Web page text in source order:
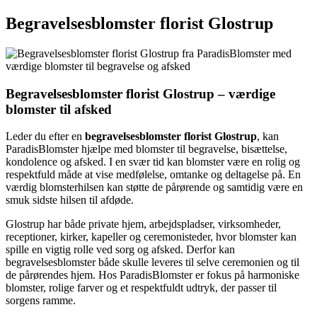
Begravelsesblomster florist Glostrup
Begravelsesblomster florist Glostrup – værdige
blomster til afsked
Leder du efter en begravelsesblomster florist Glostrup, kan
ParadisBlomster hjælpe med blomster til begravelse, bisættelse,
kondolence og afsked. I en svær tid kan blomster være en rolig og
respektfuld måde at vise medfølelse, omtanke og deltagelse på. En
værdig blomsterhilsen kan støtte de pårørende og samtidig være en
smuk sidste hilsen til afdøde.
Glostrup har både private hjem, arbejdspladser, virksomheder,
receptioner, kirker, kapeller og ceremonisteder, hvor blomster kan
spille en vigtig rolle ved sorg og afsked. Derfor kan
begravelsesblomster både skulle leveres til selve ceremonien og til
de pårørendes hjem. Hos ParadisBlomster er fokus på harmoniske
blomster, rolige farver og et respektfuldt udtryk, der passer til
sorgens ramme.